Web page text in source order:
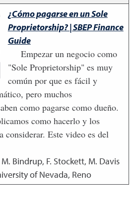
¿Cómo pagarse en un Sole
Proprietorship? | SBEP Finance
Guide
Empezar un negocio como
"Sole Proprietorship" es muy
común por que es fácil y
pero muchos
como pagarse como dueño.
como hacerlo y los
considerar. Este video es del
M. Bindrup, F. Stockett, M. Davis
of Nevada, Reno